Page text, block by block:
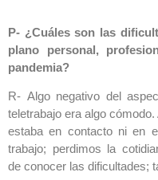
P- ¿Cuáles son las
plano personal,
pandemia?
R- Algo negativo del
teletrabajo era algo
estaba en contacto ni en
trabajo; perdimos la
de conocer las dificultades;